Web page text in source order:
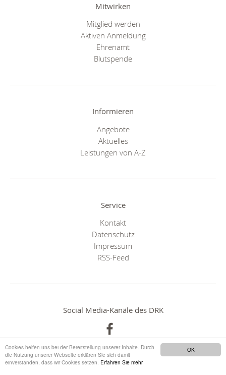
OK
Cookies helfen uns bei der Bereitstellung unserer Inhalte. Durch
die Nutzung unserer Webseite erklären Sie sich damit
einverstanden, dass wir Cookies setzen. Erfahren Sie mehr
Mitwirken
Mitglied werden
Aktiven Anmeldung
Ehrenamt
Blutspende
Informieren
Angebote
Aktuelles
Leistungen von A-Z
Service
Kontakt
Datenschutz
Impressum
RSS-Feed
Social Media-Kanäle des DRK